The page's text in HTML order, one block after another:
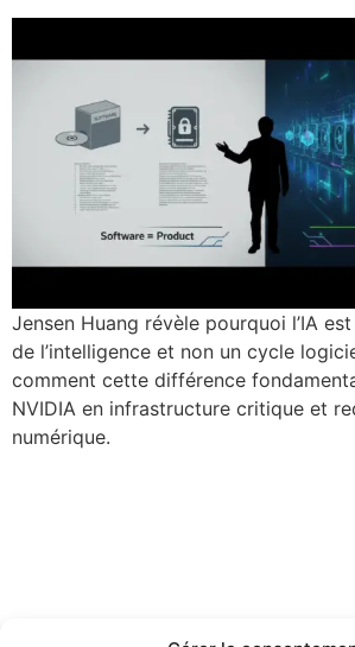
Jensen Huang révèle pourquoi l’IA
de l’intelligence et non un cycle
comment cette différence
NVIDIA en infrastructure critique et
numérique.